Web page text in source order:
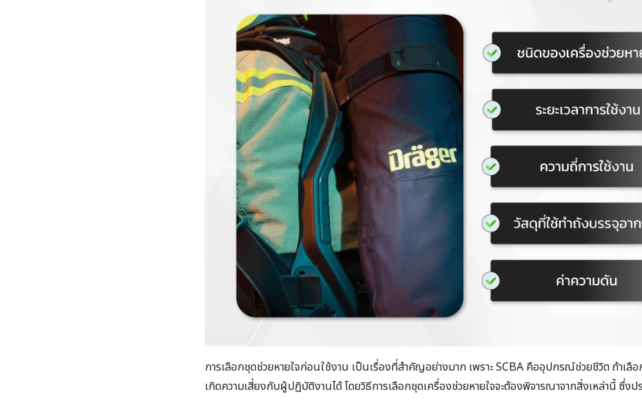
การเลือกชุดช่วยหายใจก่อนใช้งาน เป็นเรื่องที่สำคัญอย่างมาก เพราะ SCBA คืออุปกรณ์ช่วยชีวิต ถ้าเลือ
เกิดความเสี่ยงกับผู้ปฏิบัติงานได้ โดยวิธีการเลือกชุดเครื่องช่วยหายใจจะต้องพิจารณาจากสิ่งเหล่านี้ ซึ่งป